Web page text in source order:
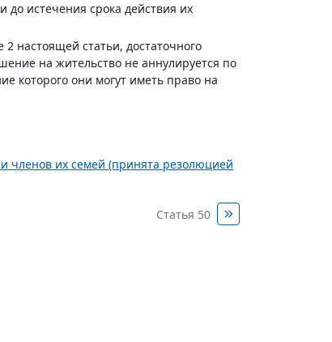
истечения срока действия их
настоящей статьи, достаточного
на жительство не аннулируется по
которого они могут иметь право на
членов их семей (принята резолюцией
Статья 50